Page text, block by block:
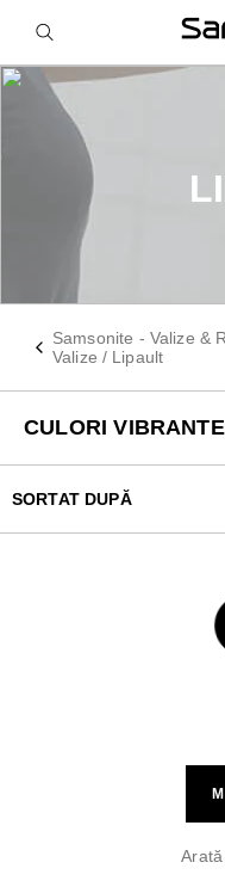
Samsonite - Valize &
Valize / Lipault
CULORI
SORTAT DUPĂ